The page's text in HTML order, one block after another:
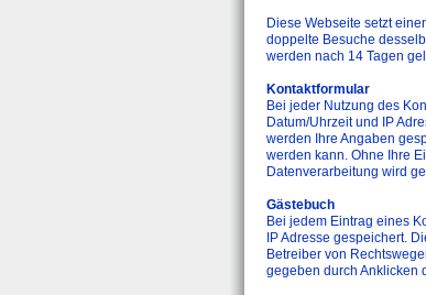
Diese Webseite setzt
doppelte Besuche
werden nach 14 Tagen
Kontaktformular
Bei jeder Nutzung des
Datum/Uhrzeit und IP
werden Ihre Angaben
werden kann. Ohne Ihre
Datenverarbeitung wird
Gästebuch
Bei jedem Eintrag eines
IP Adresse gespeichert.
Betreiber von
gegeben durch Anklicken